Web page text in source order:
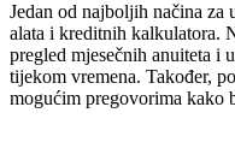
Jedan od najboljih načina za
alata i kreditnih kalkulatora.
pregled mjesečnih anuiteta i
tijekom vremena. Također,
mogućim pregovorima kako